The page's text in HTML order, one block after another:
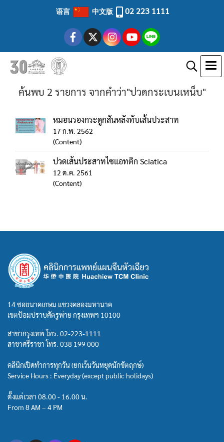
语言 中文版 02 223 1111
ค้นพบ 2 รายการ จากคำว่า"ปวดกระเบนเหน็บ"
หมอนรองกระดูกสันหลังทับเส้นประสาท
17 ก.พ. 2562
(Content)
ปวดเส้นประสาทไซแอทติก Sciatica
12 ต.ค. 2561
(Content)
14 ซอยนาคเกษม แขวงคลองมหานาค
เขตป้อมปราบศัตรูพ่าย กรุงเทพฯ 10100
สาขากรุงเทพ โทร. 02-223-1111
สาขาศรีราชา โทร. 038 199 000
คลินิกเปิดทำการทุกวัน (ยกเว้นวันหยุดนักขัตฤกษ์)
Service Hours : Everyday (except public holidays)
ตั้งแต่เวลา 08.00 - 16.00 น.
From 8 AM – 4 PM